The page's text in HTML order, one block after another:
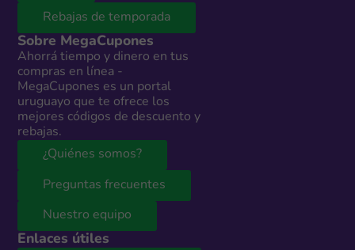
Rebajas de temporada
Sobre MegaCupones
Ahorrá tiempo y dinero en tus
compras en línea -
MegaCupones es un portal
uruguayo que te ofrece los
mejores códigos de descuento y
rebajas.
¿Quiénes somos?
Preguntas frecuentes
Nuestro equipo
Enlaces útiles